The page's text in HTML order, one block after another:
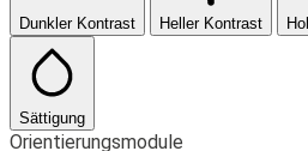
Dunkler Kontrast Heller Kontrast
Sättigung
Orientierungsmodule